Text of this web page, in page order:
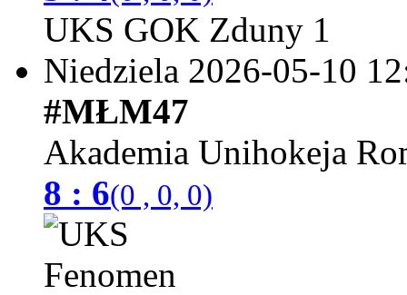
UKS GOK Zduny 1
Niedziela 2026-05-10
#MŁM47
Akademia Unihokeja
8 : 6(0 , 0, 0)